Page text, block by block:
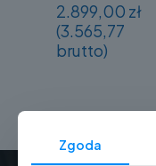
2.899,00 zł
(3.565,77
brutto)
Zgoda